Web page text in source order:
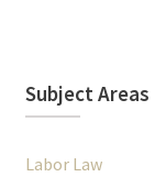
Subject
Labor Law